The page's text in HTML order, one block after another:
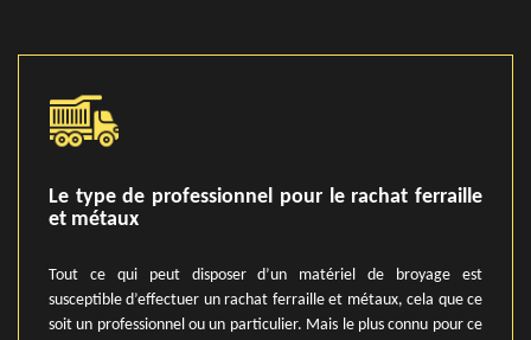
Le type de professionnel pour le rachat ferraille
et métaux
Tout ce qui peut disposer d’un matériel de broyage est
susceptible d’effectuer un rachat ferraille et métaux, cela que ce
soit un professionnel ou un particulier. Mais le plus connu pour ce